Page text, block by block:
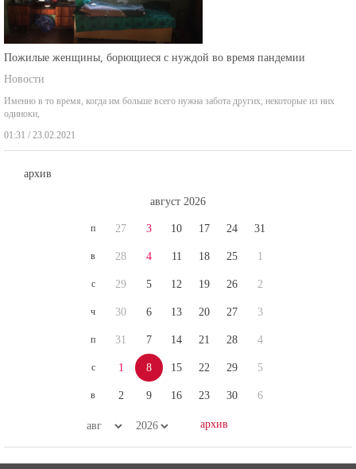
Пожилые женщины, борющиеся с нуждой во время пандемии
Новости
Именно в то время, когда им больше всего нужна забота других, некоторые из них
одиноки,
01:31 / 23.02.2021
архив
август 2026
п
в
с
ч
п
с
в
27
28
29
30
31
1
2
3
4
5
6
7
8
9
10
11
12
13
14
15
16
17
18
19
20
21
22
23
24
25
26
27
28
29
30
31
1
2
3
4
5
6